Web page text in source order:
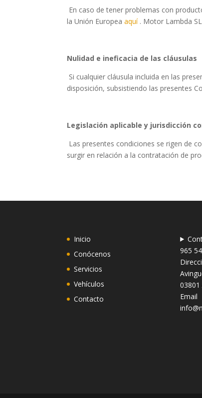
En caso de tener problemas con
la Unión Europeaaquí . Motor Lambda
Nulidad e ineficacia de las cláusulas
Si cualquier cláusula incluida en las
disposición, subsistiendo las presentes
Legislación aplicable y jurisdicción
Las presentes condiciones se rigen de
surgir en relación a la contratación de
Inicio
Conócenos
Servicios
Vehículos
Contacto
965
03801
Email